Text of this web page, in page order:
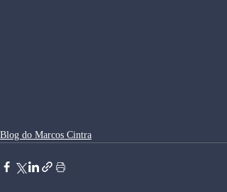
Blog do Marcos Cintra